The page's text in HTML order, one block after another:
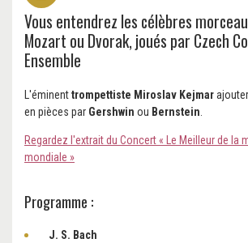
Vous entendrez les célèbres
Mozart ou Dvorak, joués par Czech
Ensemble
L'éminenttrompettiste Miroslav Kejmar
en pièces par Gershwin ou Bernstein.
Regardez l'extrait du Concert « Le Meilleur de la
mondiale »
Programme :
J. S. Bach